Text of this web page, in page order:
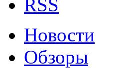
RSS
Новости
Обзоры